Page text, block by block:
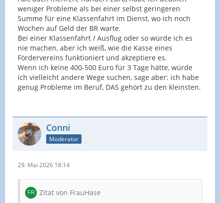
weniger Probleme als bei einer selbst geringeren
Summe für eine Klassenfahrt im Dienst, wo ich noch
Wochen auf Geld der BR warte.
Bei einer Klassenfahrt / Ausflug oder so würde ich es
nie machen, aber ich weiß, wie die Kasse eines
Fördervereins funktioniert und akzeptiere es.
Wenn ich keine 400-500 Euro für 3 Tage hätte, würde
ich vielleicht andere Wege suchen, sage aber: ich habe
genug Probleme im Beruf, DAS gehört zu den kleinsten.
Conni
Moderator
29. Mai 2026 18:14
Zitat von FrauHase